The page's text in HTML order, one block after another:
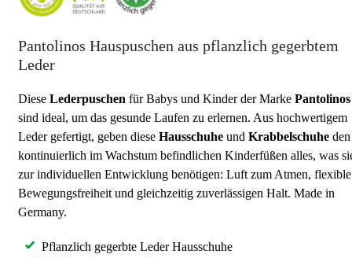
Pantolinos Hauspuschen aus pflanzlich gegerbtem
Leder
Diese Lederpuschen für Babys und Kinder der Marke Pantolinos
sind ideal, um das gesunde Laufen zu erlernen. Aus hochwertigem
Leder gefertigt, geben diese Hausschuhe und Krabbelschuhe den
kontinuierlich im Wachstum befindlichen Kinderfüßen alles, was
zur individuellen Entwicklung benötigen: Luft zum Atmen, flexible
Bewegungsfreiheit und gleichzeitig zuverlässigen Halt. Made in
Germany.
Pflanzlich gegerbte Leder Hausschuhe